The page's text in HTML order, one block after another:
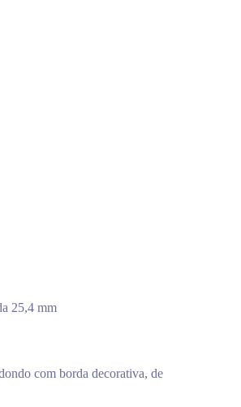
25,4 mm
com borda decorativa, de